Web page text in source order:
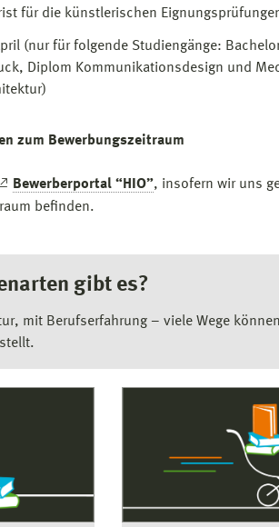
für die künstlerischen
(nur für folgende Studiengänge:
Diplom Kommunikationsdesign und
zum Bewerbungszeitraum
Bewerberportal “HIO”, insofern wir uns
befinden.
gibt es?
mit Berufserfahrung – viele Wege